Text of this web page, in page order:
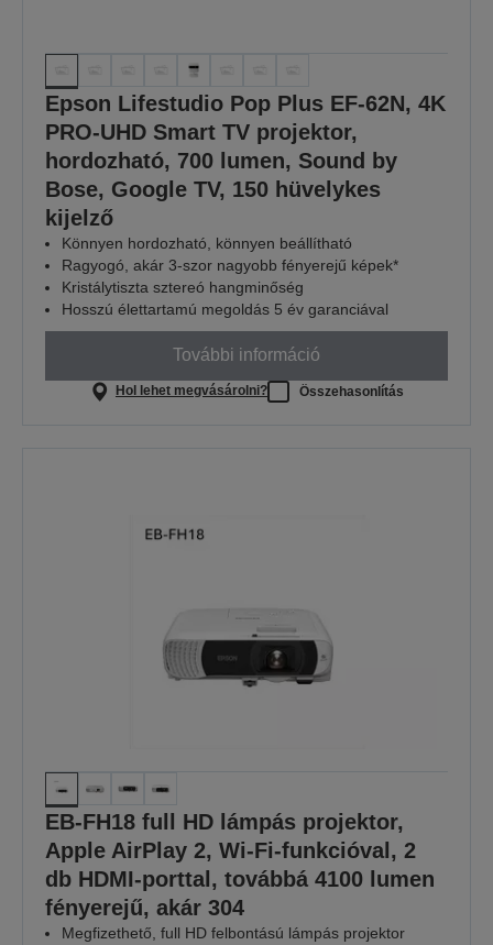
Epson Lifestudio Pop Plus EF-62N, 4K
PRO-UHD Smart TV projektor,
hordozható, 700 lumen, Sound by
Bose, Google TV, 150 hüvelykes
kijelző
Könnyen hordozható, könnyen beállítható
Ragyogó, akár 3-szor nagyobb fényerejű képek*
Kristálytiszta sztereó hangminőség
Hosszú élettartamú megoldás 5 év garanciával
További információ
Hol lehet megvásárolni? Összehasonlítás
EB-FH18 full HD lámpás projektor,
Apple AirPlay 2, Wi-Fi-funkcióval, 2
db HDMI-porttal, továbbá 4100 lumen
fényerejű, akár 304
Megfizethető, full HD felbontású lámpás projektor